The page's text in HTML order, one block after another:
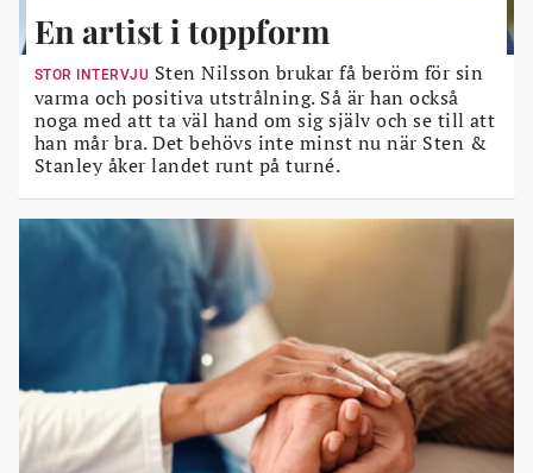
En artist i toppform
STOR INTERVJU Sten Nilsson brukar få beröm för sin
varma och positiva utstrålning. Så är han också
noga med att ta väl hand om sig själv och se till att
han mår bra. Det behövs inte minst nu när Sten &
Stanley åker landet runt på turné.